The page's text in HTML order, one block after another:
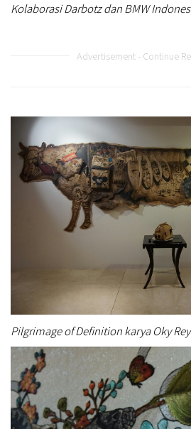
Kolaborasi Darbotz dan BMW
Advertisement - Continue
Pilgrimage of Definition karya Oky